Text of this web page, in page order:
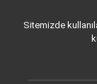
Sitemizde